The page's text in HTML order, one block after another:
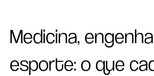
Medicina,
esporte: o que